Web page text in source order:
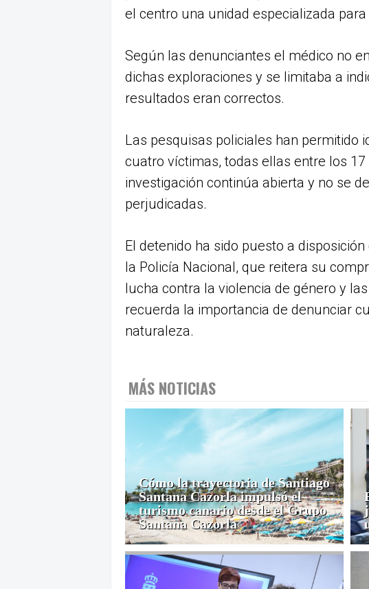
el centro una unidad especializada
Según las denunciantes el médico no
dichas exploraciones y se limitaba a
resultados eran correctos.
Las pesquisas policiales han permitido
cuatro víctimas, todas ellas entre los 17
investigación continúa abierta y no se
perjudicadas.
El detenido ha sido puesto a
la Policía Nacional, que reitera su
lucha contra la violencia de género y
recuerda la importancia de denunciar
naturaleza.
MÁS NOTICIAS
Cómo la trayectoria de Santiago
Santana Cazorla impulsó el
turismo canario desde el Grupo
Santana Cazorla